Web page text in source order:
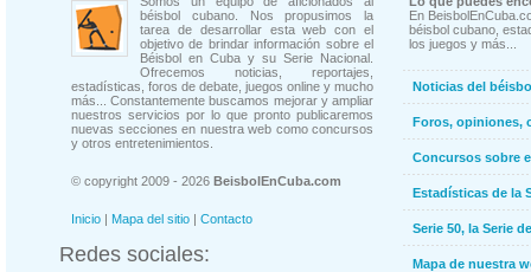
béisbol cubano. Nos propusimos la
tarea de desarrollar esta web con el
objetivo de brindar información sobre el
Béisbol en Cuba y su Serie Nacional.
Ofrecemos noticias, reportajes,
estadísticas, foros de debate, juegos online y mucho
más... Constantemente buscamos mejorar y ampliar
nuestros servicios por lo que pronto publicaremos
nuevas secciones en nuestra web como concursos
y otros entretenimientos.
© copyright 2009 - 2026 BeisbolEnCuba.com
Inicio | Mapa del sitio | Contacto
Redes sociales:
En
béisbol cubano,
los juegos y más...
Noticias del
Foros, opiniones,
Concursos sobre
Estadísticas de la
Serie 50, la Serie
Mapa de nuestra